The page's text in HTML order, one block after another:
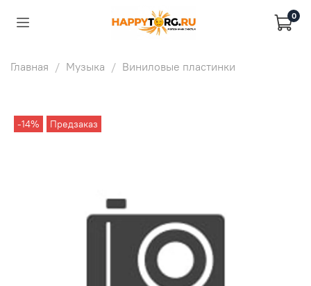
0
Главная Музыка Виниловые пластинки
-14% Предзаказ